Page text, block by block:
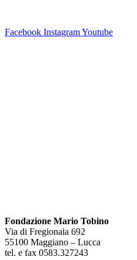
Facebook InstagramYoutube
Fondazione Mario Tobino
Via di Fregionaia 692
55100 Maggiano – Lucca
tel. e fax 0583.327243